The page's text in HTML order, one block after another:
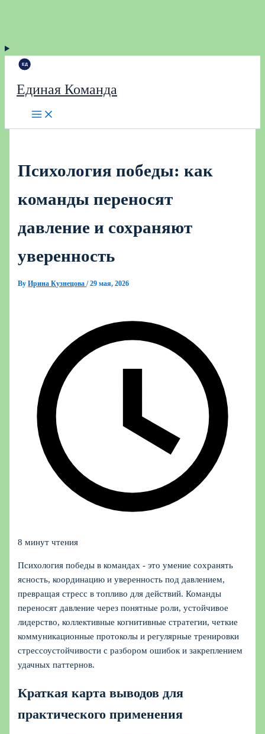
Единая Команда
Психология победы: как
команды переносят
давление и сохраняют
уверенность
ByИрина Кузнецова/29 мая, 2026
8 минут чтения
Психология победы в командах - это умение сохранять
ясность, координацию и уверенность под давлением,
превращая стресс в топливо для действий. Команды
переносят давление через понятные роли, устойчивое
лидерство, коллективные когнитивные стратегии, четкие
коммуникационные протоколы и регулярные тренировки
стрессоустойчивости с разбором ошибок и закреплением
удачных паттернов.
Краткая карта выводов для
практического применения